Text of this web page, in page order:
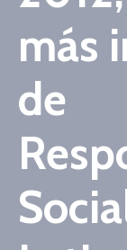
Participación
Niñez
Contáctanos
más
de